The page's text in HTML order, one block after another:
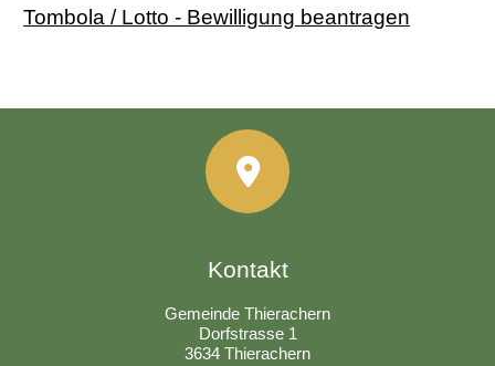
Tombola / Lotto - Bewilligung beantragen
Kontakt
Gemeinde Thierachern
Dorfstrasse 1
3634 Thierachern